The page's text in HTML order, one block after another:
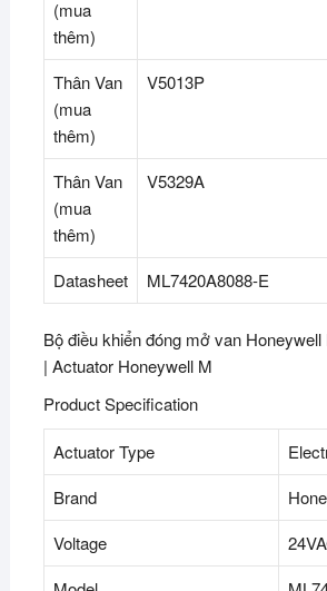
(mua
thêm)
Thân Van
(mua
thêm)
V5013P
Thân Van
(mua
thêm)
V5329A
Datasheet ML7420A8088-E
Bộ điều khiển đóng mở van
| Actuator Honeywell M
Product Specification
Actuator Type
Brand
Voltage